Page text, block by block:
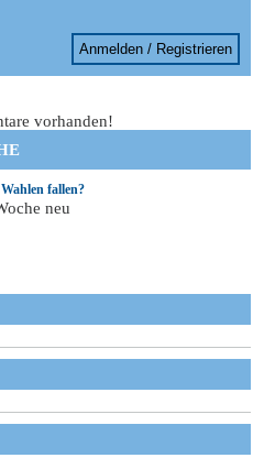
Anmelden / Registrieren
vorhanden!
fallen?
neu